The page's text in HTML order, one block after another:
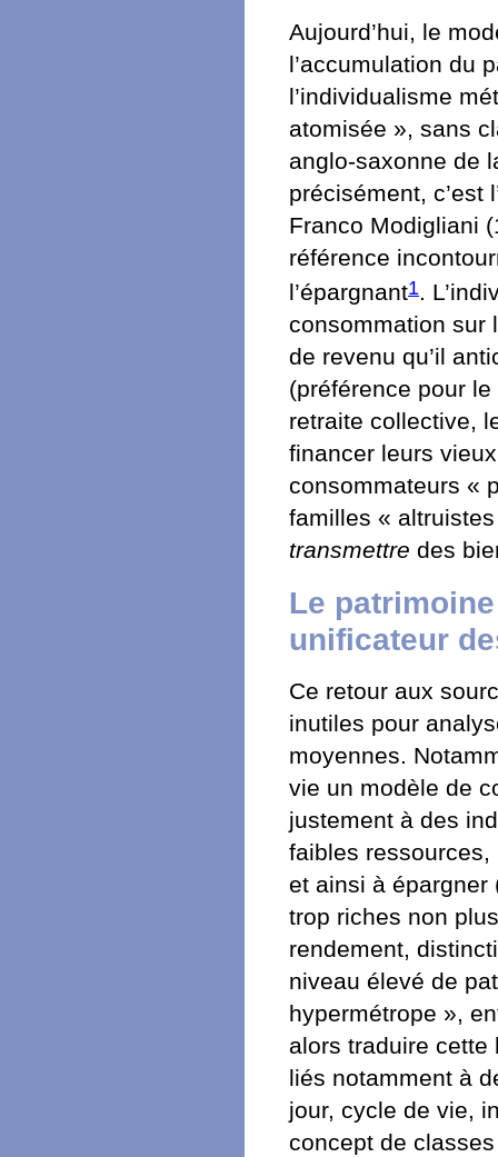
Aujourd’hui, le
l’accumulation du
l’individualisme
atomisée », sans
anglo-saxonne de
précisément, c’est
Franco Modigliani
référence
l’épargnant1.
consommation sur
de revenu qu’il
(préférence pour le
retraite collective,
financer leurs
consommateurs «
familles «
transmettre des
Le
unificateur
Ce retour aux
inutiles pour
moyennes.
vie un modèle de
justement à des
faibles ressources,
et ainsi à épargner
trop riches non
rendement,
niveau élevé de
hypermétrope »,
alors traduire
liés notamment à
jour, cycle de vie,
concept de